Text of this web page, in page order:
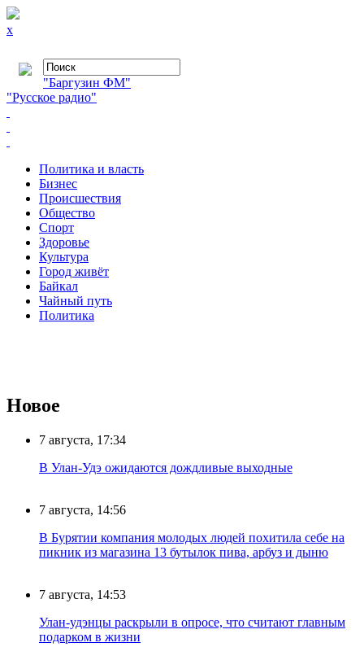
x
"Баргузин ФМ"
"Русское радио"
Политика и власть
Бизнес
Происшествия
Общество
Cпорт
Здоровье
Культура
Город живёт
Байкал
Чайный путь
Политика
Новое
7 августа, 17:34
В Улан-Удэ ожидаются дождливые выходные
7 августа, 14:56
В Бурятии компания молодых людей похитила себе на
пикник из магазина 13 бутылок пива, арбуз и дыню
7 августа, 14:53
Улан-удэнцы раскрыли в опросе, что считают главным
подарком в жизни